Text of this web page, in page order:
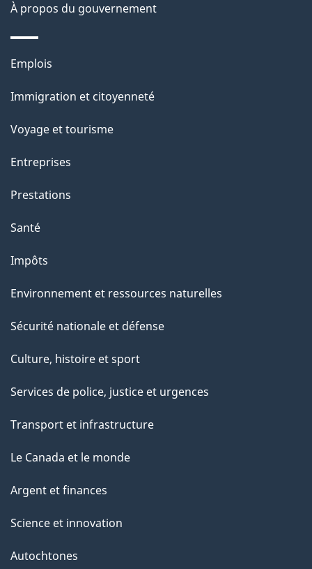
p
a
À propos du gouvernement
Thèmes
sujets
Emplois
Immigration et citoyenneté
Voyage et tourisme
Entreprises
Prestations
Santé
Impôts
Environnement et ressources naturelles
Sécurité nationale et défense
Culture, histoire et sport
Services de police, justice et urgences
Transport et infrastructure
Le Canada et le monde
Argent et finances
Science et innovation
Autochtones